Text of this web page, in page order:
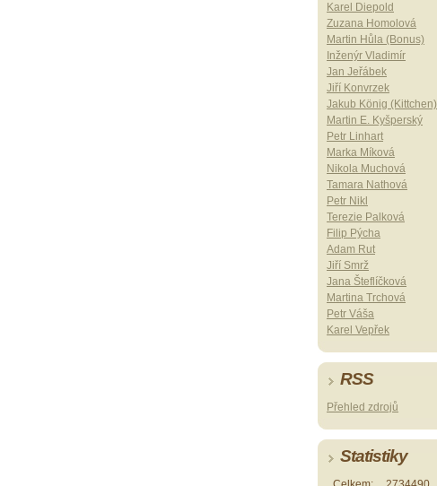
Karel Diepold
Zuzana Homolová
Martin Hůla (Bonus)
Inženýr Vladimír
Jan Jeřábek
Jiří Konvrzek
Jakub König (Kittchen)
Martin E. Kyšperský
Petr Linhart
Marka Míková
Nikola Muchová
Tamara Nathová
Petr Nikl
Terezie Palková
Filip Pýcha
Adam Rut
Jiří Smrž
Jana Šteflíčková
Martina Trchová
Petr Váša
Karel Vepřek
RSS
Přehled zdrojů
Statistiky